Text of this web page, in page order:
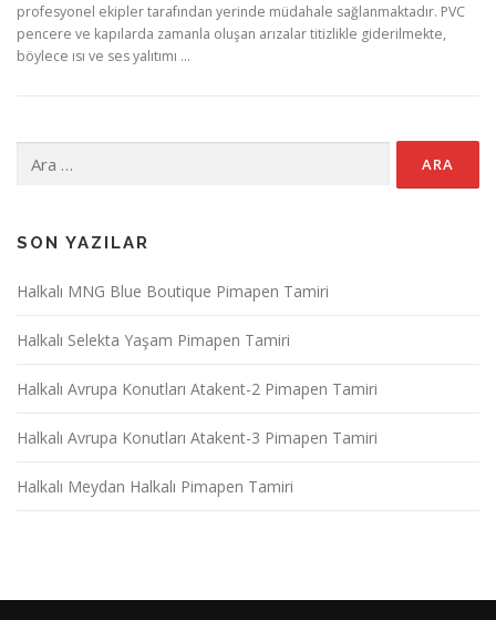
profesyonel ekipler tarafından yerinde müdahale sağlanmaktadır. PVC
pencere ve kapılarda zamanla oluşan arızalar titizlikle giderilmekte,
böylece ısı ve ses yalıtımı …
SON YAZILAR
Halkalı MNG Blue Boutique Pimapen Tamiri
Halkalı Selekta Yaşam Pimapen Tamiri
Halkalı Avrupa Konutları Atakent-2 Pimapen Tamiri
Halkalı Avrupa Konutları Atakent-3 Pimapen Tamiri
Halkalı Meydan Halkalı Pimapen Tamiri